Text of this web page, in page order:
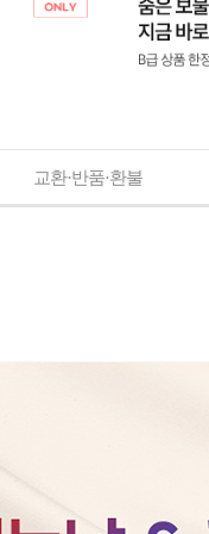
교환·반품·환불